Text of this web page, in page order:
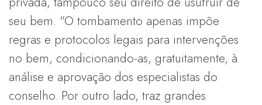
seu bem. "O tombamento apenas impõe
regras e protocolos legais para intervenções
no bem, condicionando-as, gratuitamente, à
análise e aprovação dos especialistas do
conselho. Por outro lado, traz grandes